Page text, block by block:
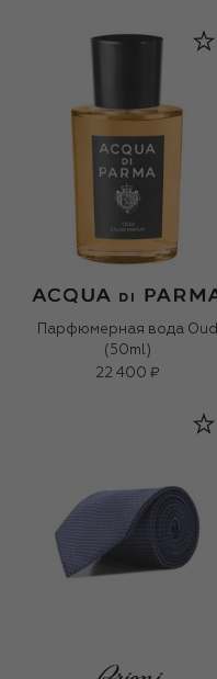
Парфюмерная вода Oud
(50ml)
22 400 ₽